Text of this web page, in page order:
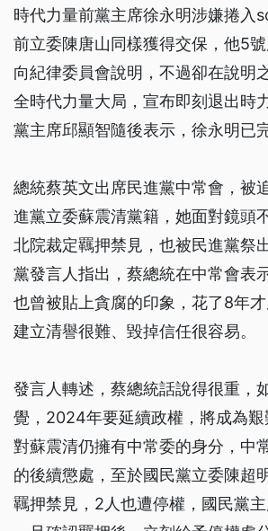
時代力量前黨主席徐永明涉嫌捲入
前立委陳唐山同樣獲得交保，他5號
向紀律委員會說明，不過卻在說明
全時代力量大局，宣布即刻退出時
黨主席邱顯智隨後表示，徐永明已
總統蔡英文出席民進黨中常會，被
進黨立委蘇震清黨籍，她面對鏡頭
北院裁定羈押禁見，也被民進黨祭
黨發言人指出，蔡總統在中常會表
也曾被貼上貪腐的印象，花了8年
建立清譽很難、毀掉信任很容易。
發言人轉述，蔡總統話說得很重，
覺，2024年要延續政權，將成為
對蘇震清仍擁有中常委的身分，中
的後續懲處，至於國民黨立委陳超
羈押禁見，2人也遭停權，國民黨主